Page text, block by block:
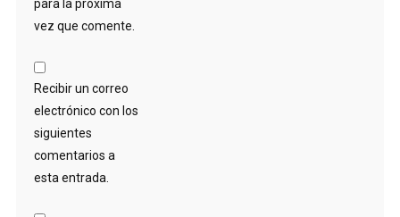
para la próxima
vez que comente.
Recibir un correo
electrónico con los
siguientes
comentarios a
esta entrada.